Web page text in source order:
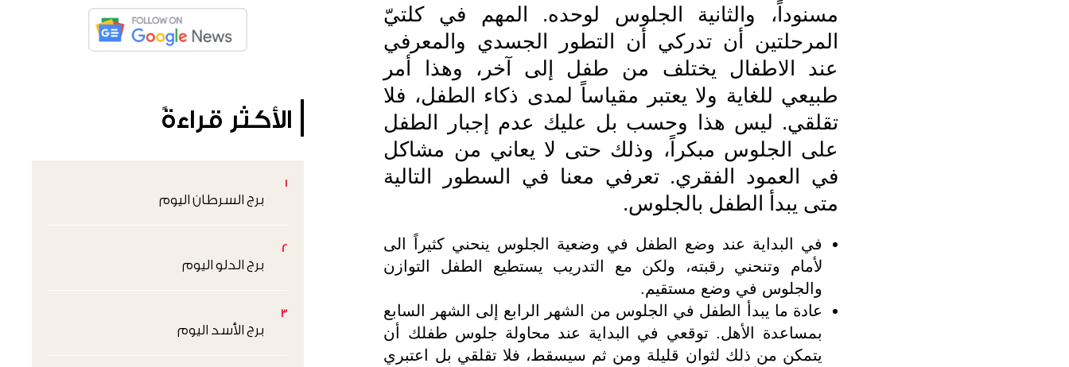
مسنوداً، والثانية الجلوس لوحده. المهم في كلتيّ
المرحلتين أن تدركي أن التطور الجسدي والمعرفي
عند الاطفال يختلف من طفل إلى آخر، وهذا أمر
طبيعي للغاية ولا يعتبر مقياساً لمدى ذكاء الطفل، فلا
تقلقي. ليس هذا وحسب بل عليك عدم إجبار الطفل
على الجلوس مبكراً، وذلك حتى لا يعاني من مشاكل
في العمود الفقري. تعرفي معنا في السطور التالية
متى يبدأ الطفل بالجلوس.
في البداية عند وضع الطفل في وضعية الجلوس ينحني كثيراً الى
لأمام وتنحني رقبته، ولكن مع التدريب يستطيع الطفل التوازن
والجلوس في وضع مستقيم.
عادة ما يبدأ الطفل في الجلوس من الشهر الرابع إلى الشهر السابع
بمساعدة الأهل. توقعي في البداية عند محاولة جلوس طفلك أن
يتمكن من ذلك لثوان قليلة ومن ثم سيسقط، فلا تقلقي بل اعتبري
الأكثر قراءةً
1
برج السرطان اليوم
2
برج الدلو اليوم
3
برج الأسد اليوم